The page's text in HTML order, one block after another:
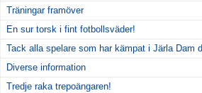
Träningar framöver
En sur torsk i fint fotbollsväder!
Tack alla spelare som har kämpat i Järla Dam
Diverse information
Tredje raka trepoängaren!